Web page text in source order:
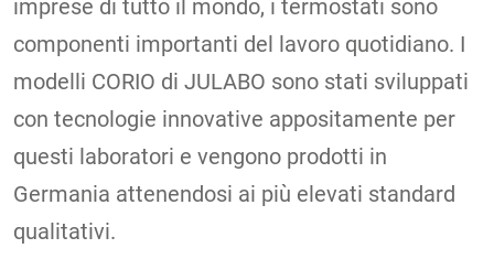
imprese di tutto il mondo, i termostati sono
componenti importanti del lavoro quotidiano. I
modelli CORIO di JULABO sono stati sviluppati
con tecnologie innovative appositamente per
questi laboratori e vengono prodotti in
Germania attenendosi ai più elevati standard
qualitativi.